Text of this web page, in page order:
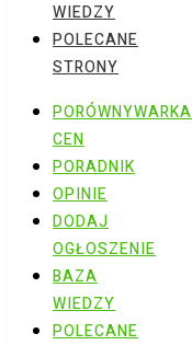
WIEDZY
POLECANE
STRONY
PORÓWNYWARKA
CEN
PORADNIK
OPINIE
DODAJ
OGŁOSZENIE
BAZA
WIEDZY
POLECANE